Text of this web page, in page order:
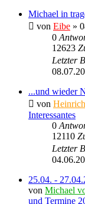
Michael in
von Eibe »
0
12623
Letzter
...und wieder
von
Interessantes
0
12110
Letzter
25.04. -
von Michael
und Termine